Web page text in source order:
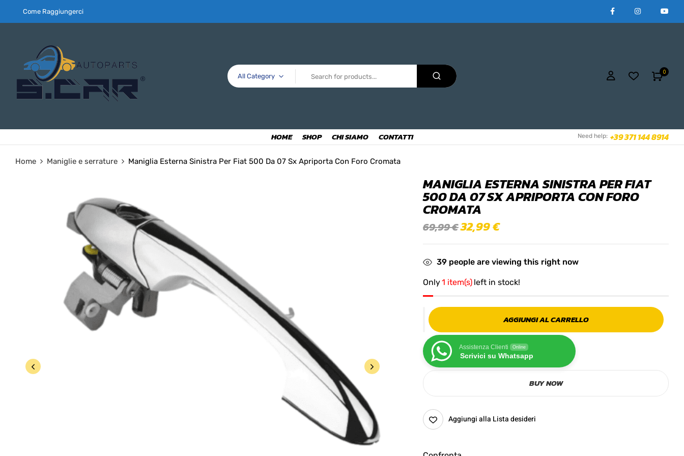
Come Raggiungerci
All Category
0
HOME SHOP CHI SIAMO CONTATTI Need help: +39 371 144 8914
Home Maniglie e serrature Maniglia Esterna Sinistra Per Fiat 500 Da 07 Sx Apriporta Con Foro Cromata
MANIGLIA ESTERNA SINISTRA PER FIAT
500 DA 07 SX APRIPORTA CON FORO
CROMATA
69,99€32,99€
39 people are viewing this right now
Only1 item(s) left in stock!
AGGIUNGI AL CARRELLO
Assistenza Clienti Online
Scrivici su Whatsapp
BUY NOW
Aggiungi alla Lista desideri